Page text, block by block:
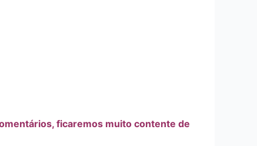
ficaremos muito contente de